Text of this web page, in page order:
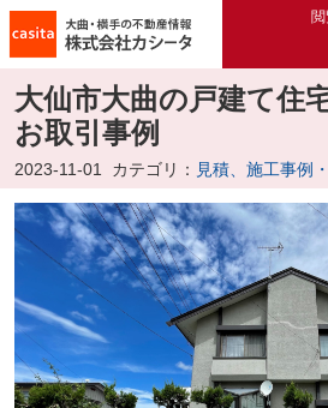
大仙市大曲の戸建て住
お取引事例
2023-11-01 カテゴリ： 見積、施工事例